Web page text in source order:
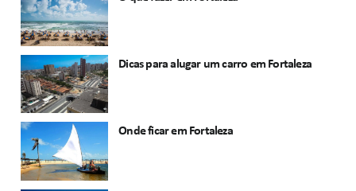
Dicas para alugar um carro em Fortaleza
Onde ficar em Fortaleza